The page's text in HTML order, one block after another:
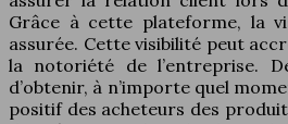
Grâce à cette plateforme, la
assurée. Cette visibilité peut
la notoriété de l’entreprise.
d’obtenir, à n’importe quel
positif des acheteurs des